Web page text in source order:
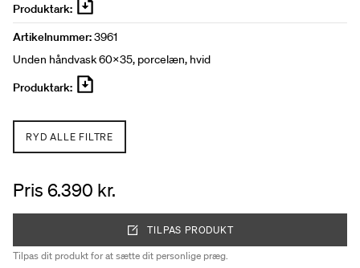
Produktark:
Artikelnummer:3961
Unden håndvask 60x35, porcelæn, hvid
Produktark:
RYD ALLE FILTRE
Pris 6.390 kr.
TILPAS PRODUKT
Tilpas dit produkt for at sætte dit personlige præg.